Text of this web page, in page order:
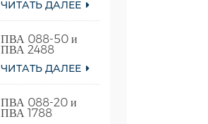
ЧИТАТЬ ДАЛЕЕ
ПВА 088-50 и
ПВА 2488
ЧИТАТЬ ДАЛЕЕ
ПВА 088-20 и
ПВА 1788